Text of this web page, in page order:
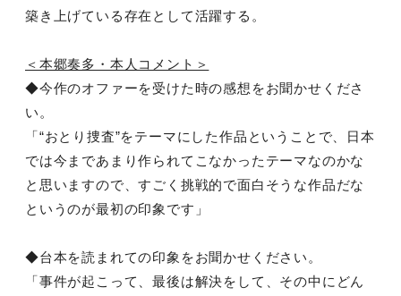
築き上げている存在として活躍する。
＜本郷奏多・本人コメント＞
◆今作のオファーを受けた時の感想をお聞かせくださ
い。
「“おとり捜査”をテーマにした作品ということで、日本
では今まであまり作られてこなかったテーマなのかな
と思いますので、すごく挑戦的で面白そうな作品だな
というのが最初の印象です」
◆台本を読まれての印象をお聞かせください。
「事件が起こって、最後は解決をして、その中にどん